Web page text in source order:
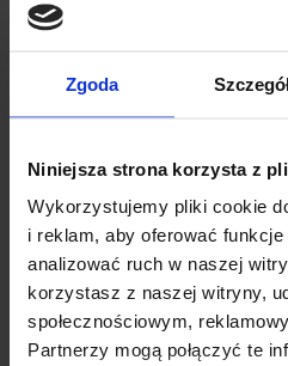
Zgoda
Niniejsza strona korzysta z
Wykorzystujemy pliki cookie
i reklam, aby oferować funkcje
analizować ruch w naszej
korzystasz z naszej witryny,
społecznościowym,
Partnerzy mogą połączyć te